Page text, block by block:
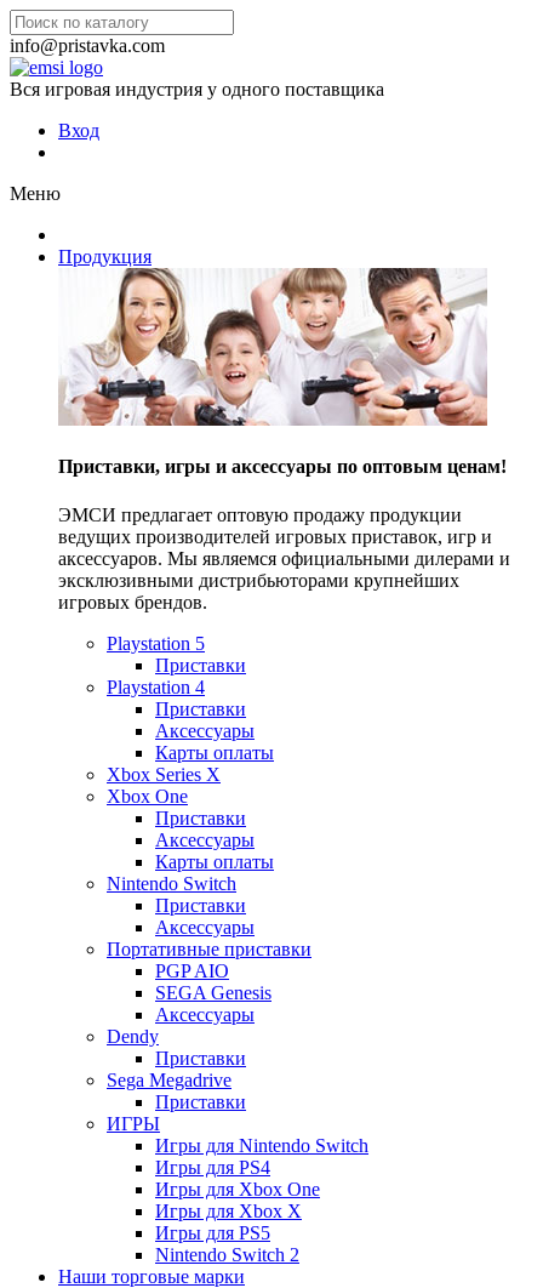
info@pristavka.com
Вся игровая индустрия у одного поставщика
Вход
Меню
Продукция
Приставки, игры и аксессуары по оптовым ценам!
ЭМСИ предлагает оптовую продажу продукции
ведущих производителей игровых приставок, игр и
аксессуаров. Мы являемся официальными дилерами и
эксклюзивными дистрибьюторами крупнейших
игровых брендов.
Playstation 5
Приставки
Playstation 4
Приставки
Аксессуары
Карты оплаты
Xbox Series X
Xbox One
Приставки
Аксессуары
Карты оплаты
Nintendo Switch
Приставки
Аксессуары
Портативные приставки
PGP AIO
SEGA Genesis
Аксессуары
Dendy
Приставки
Sega Megadrive
Приставки
ИГРЫ
Игры для Nintendo Switch
Игры для PS4
Игры для Xbox One
Игры для Xbox X
Игры для PS5
Nintendo Switch 2
Наши торговые марки